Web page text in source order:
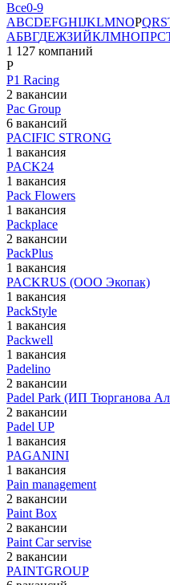
Все0-9
ABCDEFGHIJKLMNOPQRS
АБВГДЕЖЗИЙКЛМНОПРС
1 127 компаний
P
P1 Racing
2 вакансии
Pac Group
6 вакансий
PACIFIC STRONG
1 вакансия
PACK24
1 вакансия
Pack Flowers
1 вакансия
Packplace
2 вакансии
PackPlus
1 вакансия
PACKRUS (ООО Экопак)
1 вакансия
PackStyle
1 вакансия
Packwell
1 вакансия
Padelino
2 вакансии
Padel Park (ИП Тюрганова
2 вакансии
Padel UP
1 вакансия
PAGANINI
1 вакансия
Pain management
2 вакансии
Paint Box
2 вакансии
Paint Car servise
2 вакансии
PAINTGROUP